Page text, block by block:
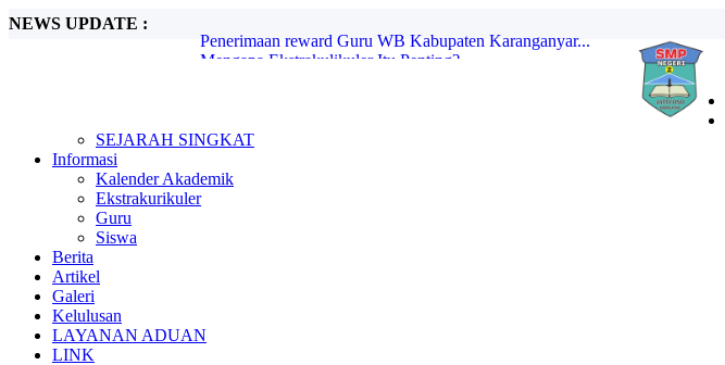
NEWS UPDATE :
Mengapa Ekstrakulikuler Itu Penting?...
Mengenal Sejarah G30S PKI...
Tugas Libur Corona...
Beasiswa SMA di Singapura untuk Pelajar Indonesia FULL...
E-Learning dan Manfaatnya Pada Pendidikan...
SEJARAH SINGKAT
Informasi
Kalender Akademik
Ekstrakurikuler
Guru
Siswa
Berita
Artikel
Galeri
Kelulusan
LAYANAN ADUAN
LINK